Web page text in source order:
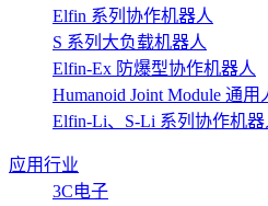
Elfin 系列协作机器人
S 系列大负载机器人
Elfin-Ex 防爆型协作机器人
Humanoid Joint Module 通
Elfin-Li、S-Li 系列协作机
应用行业
3C电子